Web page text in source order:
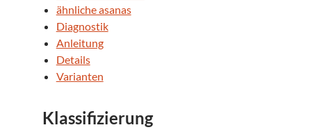
ähnliche asanas
Diagnostik
Anleitung
Details
Varianten
Klassifizierung